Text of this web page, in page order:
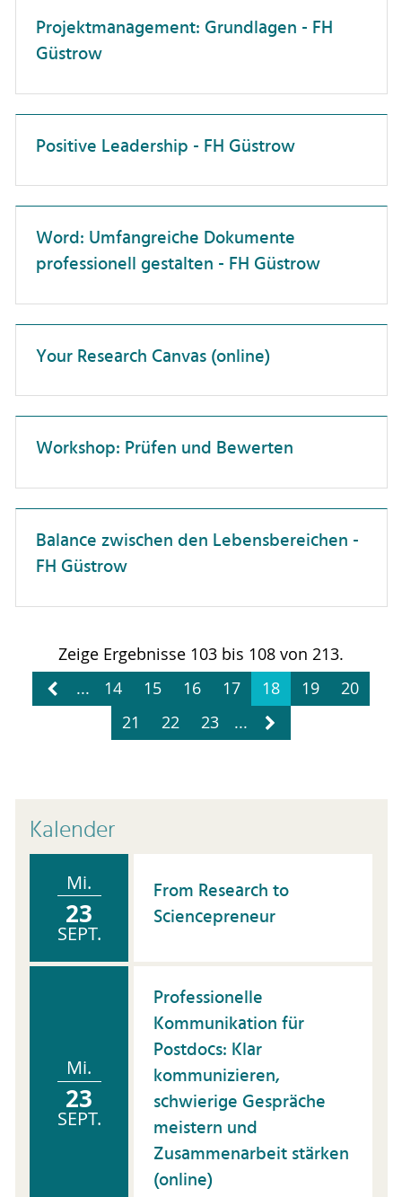
Professor:innen
Promovierende
Wissenschaftler:innen
Dienstreisen
Forschungskompetenz
Förderlandschaft
Gesundheit
Hochschuldidaktik
Hochschulorganisation
IT-Anwendungen
Karriereentwicklung
Kommunikation
Künstliche Intelligenz
Patente & Schutzrechte
Projektmanagement
Selbstmanagement
Studierendenberatung
Vielfalt
Wissenschaftskommunikation
Zusammenarbeit
wissenschaftliche Publikationen
Unterweisung
Projektmanagement: Grundlagen - FH
Güstrow
Positive Leadership - FH Güstrow
Word: Umfangreiche Dokumente
professionell gestalten - FH Güstrow
Your Research Canvas (online)
Workshop: Prüfen und Bewerten
Balance zwischen den Lebensbereichen -
FH Güstrow
Zeige Ergebnisse 103 bis 108 von 213.
...
14 15 16 17 18 19
20
21
22 23 ...
Kalender
Mi.
23
SEPT.
From Research to
Sciencepreneur
Mi.
23
SEPT.
Professionelle
Kommunikation für
Postdocs: Klar
kommunizieren,
schwierige Gespräche
meistern und
Zusammenarbeit stärken
(online)